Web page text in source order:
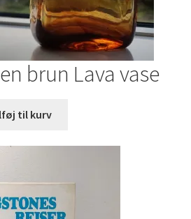
brun Lava vase
til kurv